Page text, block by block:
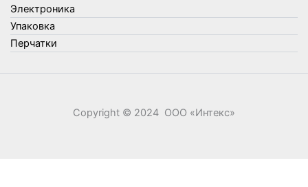
Электроника
Элементы питания
Электроника
Упаковка
Перчатки
Copyright © 2024 ООО «‎Интекс»‎